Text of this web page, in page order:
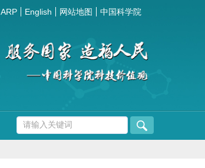
ARP English 网站地图 中国科学院